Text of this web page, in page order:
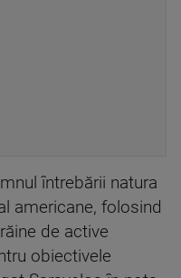
întrebării natura
americane, folosind
de active
obiectivele